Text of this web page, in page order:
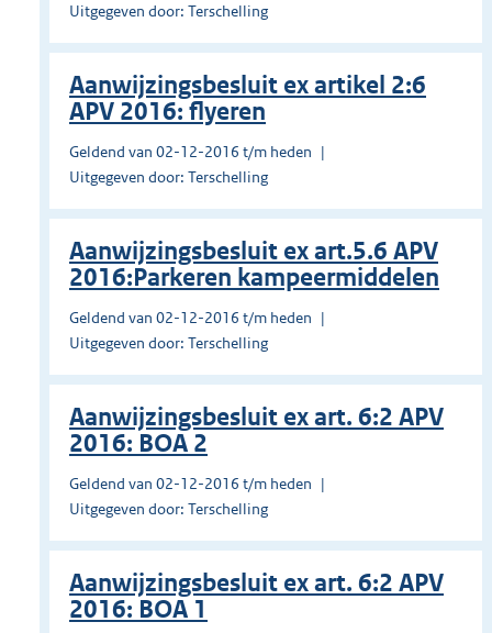
Uitgegeven door: Terschelling
Aanwijzingsbesluit ex artikel 2:6
APV 2016: flyeren
Geldend van 02-12-2016 t/m heden
Uitgegeven door: Terschelling
Aanwijzingsbesluit ex art.5.6 APV
2016:Parkeren kampeermiddelen
Geldend van 02-12-2016 t/m heden
Uitgegeven door: Terschelling
Aanwijzingsbesluit ex art. 6:2 APV
2016: BOA 2
Geldend van 02-12-2016 t/m heden
Uitgegeven door: Terschelling
Aanwijzingsbesluit ex art. 6:2 APV
2016: BOA 1